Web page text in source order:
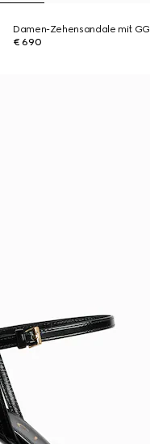
Damen-Zehensandale mit GG
€ 690